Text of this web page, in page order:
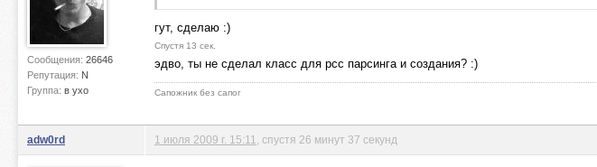
Сообщения: 26646
Репутация: N
Группа: в ухо
гут, сделаю :)
Спустя 13 сек.
эдво, ты не сделал класс для рсс парсинга и создания? :)
Сапожник без сапог
adw0rd 1 июля 2009 г. 15:11 , спустя 26 минут 37 секунд